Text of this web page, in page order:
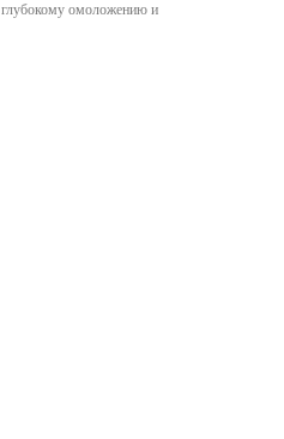
глубокому омоложению и